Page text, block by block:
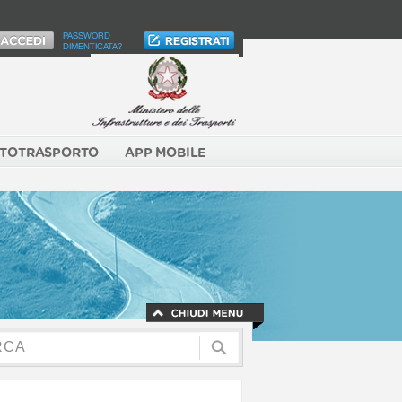
PASSWORD
DIMENTICATA?
APP MOBILE